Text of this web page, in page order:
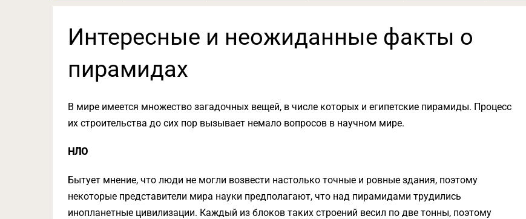
Интересные и неожиданные факты о
пирамидах
В мире имеется множество загадочных вещей, в числе которых и египетские пирамиды. Процесс
их строительства до сих пор вызывает немало вопросов в научном мире.
НЛО
Бытует мнение, что люди не могли возвести настолько точные и ровные здания, поэтому
некоторые представители мира науки предполагают, что над пирамидами трудились
инопланетные цивилизации. Каждый из блоков таких строений весил по две тонны, поэтому